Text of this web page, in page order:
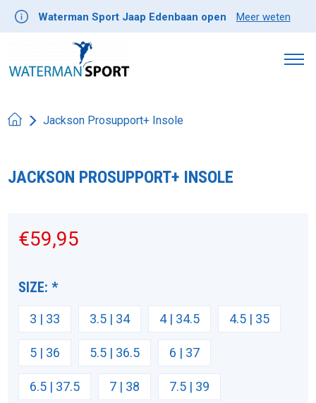
Waterman Sport Jaap Edenbaan open Meer weten
Jackson Prosupport+ Insole
JACKSON PROSUPPORT+ INSOLE
€59,95
SIZE:*
3 | 33 3.5 | 34 4 | 34.5 4.5 | 35
5 | 36 5.5 | 36.5 6 | 37
6.5 | 37.5 7 | 38 7.5 | 39